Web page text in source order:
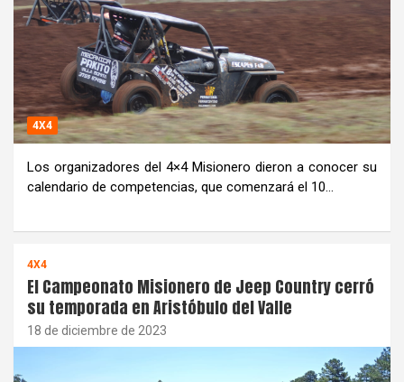
4X4
Los organizadores del 4×4 Misionero dieron a conocer su
calendario de competencias, que comenzará el 10…
4X4
El Campeonato Misionero de Jeep Country cerró
su temporada en Aristóbulo del Valle
18 de diciembre de 2023